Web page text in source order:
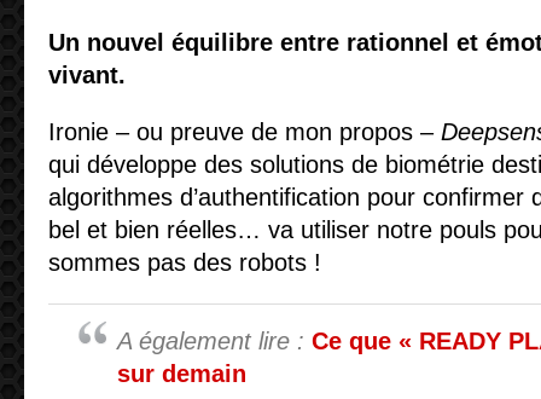
Un nouvel équilibre entre rationnel et
vivant.
Ironie – ou preuve de mon propos –
qui développe des solutions de biométrie
algorithmes d’authentification pour confirmer
bel et bien réelles… va utiliser notre pouls
sommes pas des robots !
A également lire : Ce que « READY
sur demain